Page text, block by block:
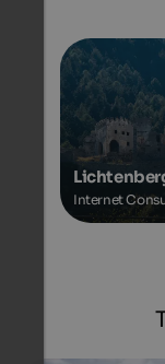
Internet